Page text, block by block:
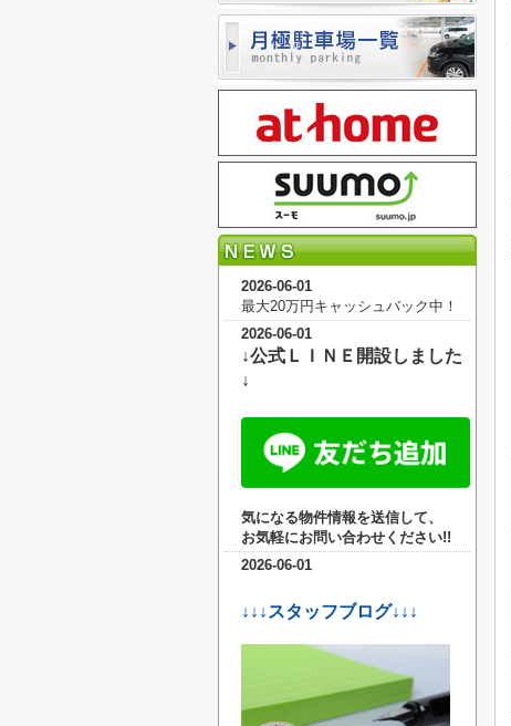
2026-06-01
最大20万円キャッシュバック中！
2026-06-01
↓公式ＬＩＮＥ開設しました
↓
気になる物件情報を送信して、
お気軽にお問い合わせください!!
2026-06-01
↓↓↓スタッフブログ↓↓↓